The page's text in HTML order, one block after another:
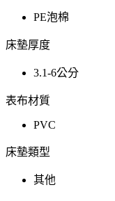
PE泡棉
床墊厚度
3.1-6公分
表布材質
PVC
床墊類型
其他